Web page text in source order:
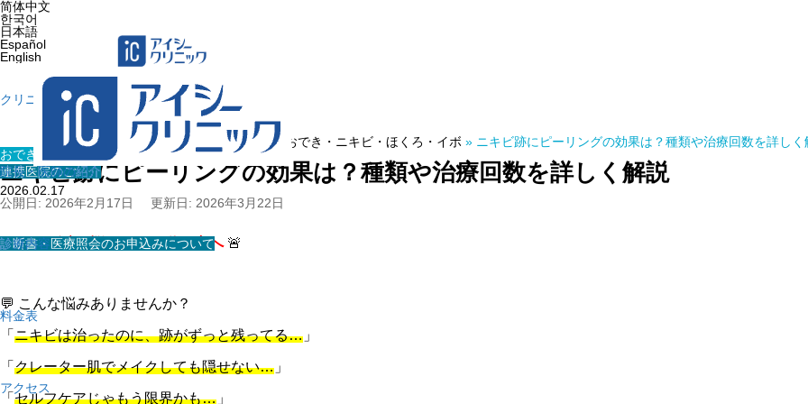
简体中文
한국어
日本語
Español
English
クリニック紹介
連携医院のご紹介
診断書・医療照会のお申込みについて
院長・医師の紹介
診療内容
料金表
アクセス
ホーム 医療コラム » おでき・ニキビ・ほくろ・イボ » ニキビ跡にピーリングの効果は？種類や治療回数を詳しく
おでき・ニキビ・ほくろ・イボ
ニキビ跡にピーリングの効果は？種類や治療回数を詳しく解説
2026.02.17
公開日: 2026年2月17日
更新日: 2026年3月22日
🚨ニキビ跡で悩む20～30代の方へ🚨
💬 こんな悩みありませんか？
「 ニキビは治ったのに、跡がずっと残ってる… 」
「 クレーター肌でメイクしても隠せない… 」
「 セルフケアじゃもう限界かも… 」